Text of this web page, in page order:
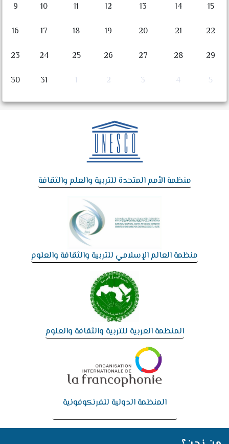
9
10 11 12 13 14
15
16
17 18 19 20 21
22
23
24 25 26 27 28
29
30
31 1 2 3 4 5
منظمة الأمم المتحدة للتربية والعلم والثقافة
منظمة العالم الإسلامي للتربية والثقافة والعلوم
المنظمة العربية للتربية والثقافة والعلوم
المنظمة الدولية للفرنكوفونية